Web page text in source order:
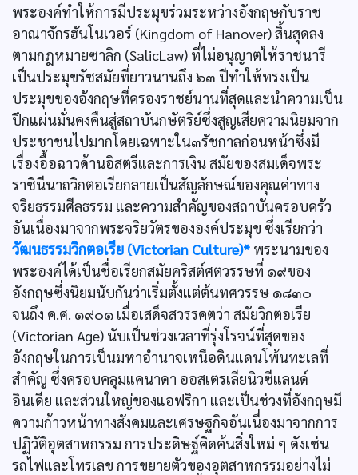
พระองค์ทำให้การมีประมุขร่วมระหว่างอังกฤษกับราช
อาณาจักรฮันโนเวอร์ (Kingdom of Hanover) สิ้นสุดลง
ตามกฎหมายซาลิก (SalicLaw) ที่ไม่อนุญาตให้ราชนารี
เป็นประมุขรัชสมัยที่ยาวนานถึง ๖๓ ปีทำให้ทรงเป็น
ประมุขของอังกฤษที่ครองราชย์นานที่สุดและนำความเป็น
ปึกแผ่นมั่นคงคืนสู่สถาบันกษัตริย์ซึ่งสูญเสียความนิยมจาก
ประชาชนไปมากโดยเฉพาะใน๓รัชกาลก่อนหน้าซึ่งมี
เรื่องอื้อฉาวด้านอิสตรีและการเงิน สมัยของสมเด็จพระ
ราชินีนาถวิกตอเรียกลายเป็นสัญลักษณ์ของคุณค่าทาง
จริยธรรมศีลธรรม และความสำคัญของสถาบันครอบครัว
อันเนื่องมาจากพระจริยวัตรขององค์ประมุข ซึ่งเรียกว่า
วัฒนธรรมวิกตอเรีย (Victorian Culture)* พระนามของ
พระองค์ได้เป็นชื่อเรียกสมัยคริสต์ศตวรรษที่ ๑๙ของ
อังกฤษซึ่งนิยมนับกันว่าเริ่มตั้งแต่ต้นทศวรรษ ๑๘๓๐
จนถึง ค.ศ. ๑๙๐๑ เมื่อเสด็จสวรรคตว่า สมัยวิกตอเรีย
(Victorian Age) นับเป็นช่วงเวลาที่รุ่งโรจน์ที่สุดของ
อังกฤษในการเป็นมหาอำนาจเหนือดินแดนโพ้นทะเลที่
สำคัญ ซึ่งครอบคลุมแคนาดา ออสเตรเลียนิวซีแลนด์
อินเดีย และส่วนใหญ่ของแอฟริกา และเป็นช่วงที่อังกฤษมี
ความก้าวหน้าทางสังคมและเศรษฐกิจอันเนื่องมาจากการ
ปฏิวัติอุตสาหกรรม การประดิษฐ์คิดค้นสิ่งใหม่ ๆ ดังเช่น
รถไฟและโทรเลข การขยายตัวของอุตสาหกรรมอย่างไม่